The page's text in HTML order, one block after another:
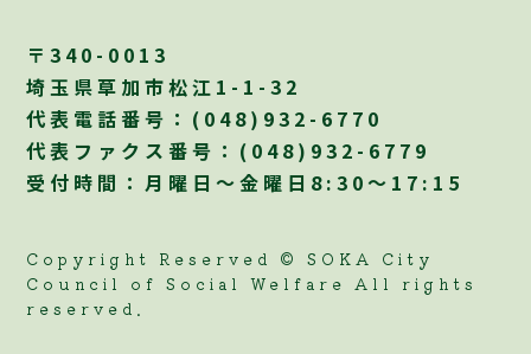
〒340-0013
埼玉県草加市松江1-1-32
代表電話番号： (048)932-6770
代表ファクス番号：(048)932-6779
受付時間：月曜日～金曜日8:30～17:15
Copyright Reserved © SOKA City
Council of Social Welfare All rights
reserved.